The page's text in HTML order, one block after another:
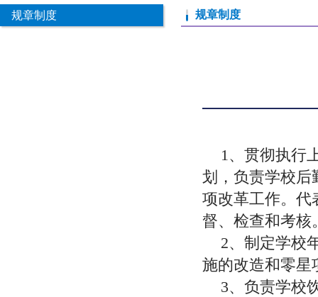
规章制度 规章制度
1、贯彻执行
划，负责学校后
项改革工作。代
督、检查和考核
2、 制定学校
施的改造和零星
3、 负责学校